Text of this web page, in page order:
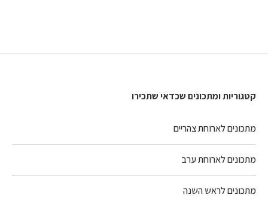
קטגוריות ומתכונים שכדאי שתכירו
מתכונים לארוחת צהריים
מתכונים לארוחת ערב
מתכונים לראש השנה